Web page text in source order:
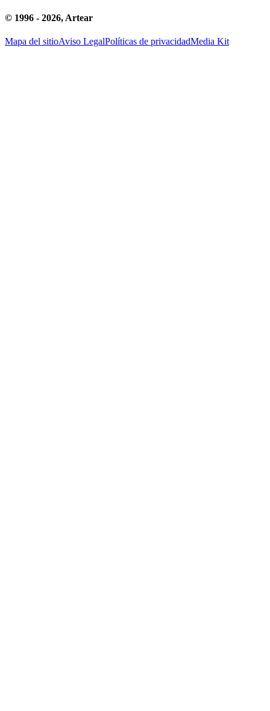
© 1996 - 2026, Artear
Mapa del sitioAviso LegalPolíticas de privacidadMedia Kit